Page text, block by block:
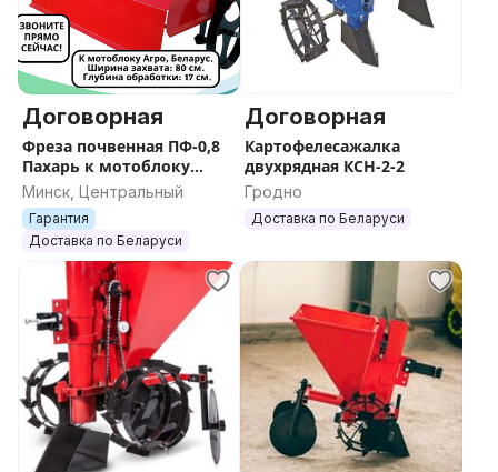
нашли дешевле - сделаем скидку
+ Приезжайте к нам или звоните и заказывайте с
экспресс доставкой на дом.
Договорная
Фреза почвенная ПФ-0,8
Пахарь к мотоблоку
Агро, Беларус
Минск, Центральный
Гарантия
Доставка по Беларуси
Договорная
Картофелесажалка
двухрядная КСН-2-2
Гродно
Доставка по Беларуси